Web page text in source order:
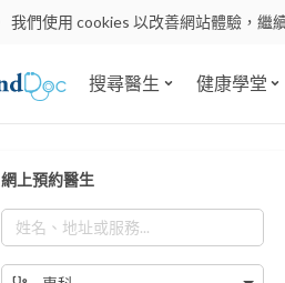
我們使用 cookies 以改善網站體驗，繼
搜尋醫生 健康學堂
網上預約醫生